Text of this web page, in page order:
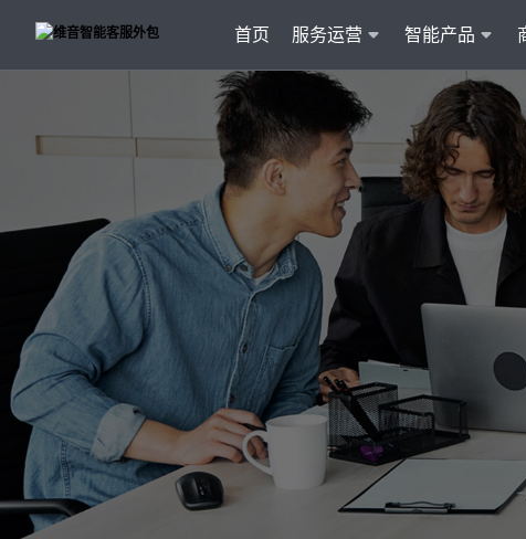
首页 服务运营 智能产品
维音产品矩阵
· 产品融入维音20余行业服务经验
· 专属技术顾问进行1对1服务
· 丰富的定制化开发交付案例
客户服务